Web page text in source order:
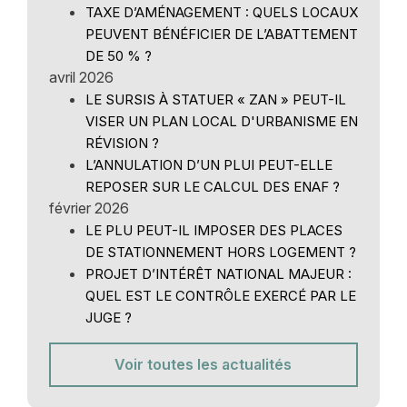
TAXE D’AMÉNAGEMENT : QUELS LOCAUX
PEUVENT BÉNÉFICIER DE L’ABATTEMENT
DE 50 % ?
avril 2026
LE SURSIS À STATUER « ZAN » PEUT-IL
VISER UN PLAN LOCAL D'URBANISME EN
RÉVISION ?
L’ANNULATION D’UN PLUI PEUT-ELLE
REPOSER SUR LE CALCUL DES ENAF ?
février 2026
LE PLU PEUT-IL IMPOSER DES PLACES
DE STATIONNEMENT HORS LOGEMENT ?
PROJET D’INTÉRÊT NATIONAL MAJEUR :
QUEL EST LE CONTRÔLE EXERCÉ PAR LE
JUGE ?
Voir toutes les actualités